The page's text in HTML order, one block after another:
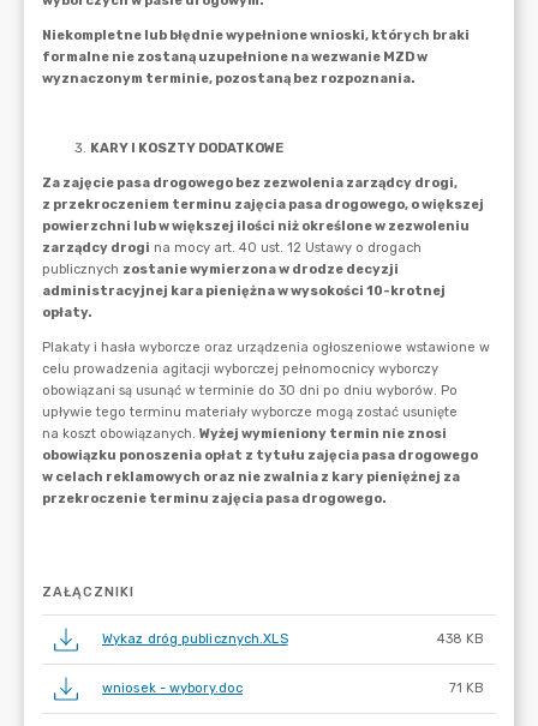
ZAŁĄCZNIKI
Wykaz dróg publicznych.XLS 438 KB
wniosek - wybory.doc 71 KB